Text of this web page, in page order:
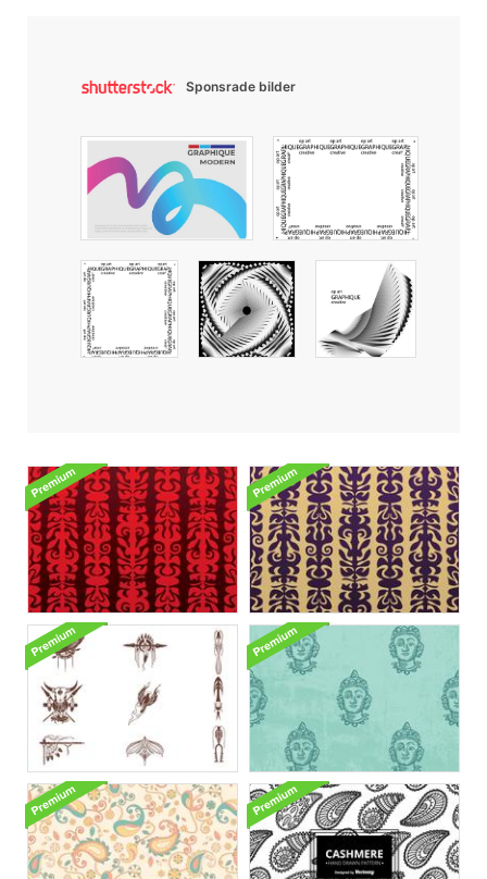
Sponsrade bilder